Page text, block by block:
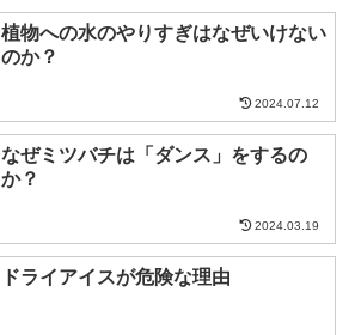
植物への水のやりすぎはなぜいけない
のか？
2024.07.12
なぜミツバチは「ダンス」をするの
か？
2024.03.19
ドライアイスが危険な理由